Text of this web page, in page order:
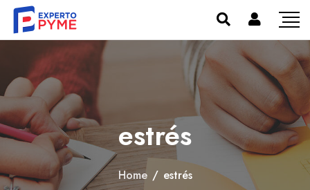
estrés
Home / estrés